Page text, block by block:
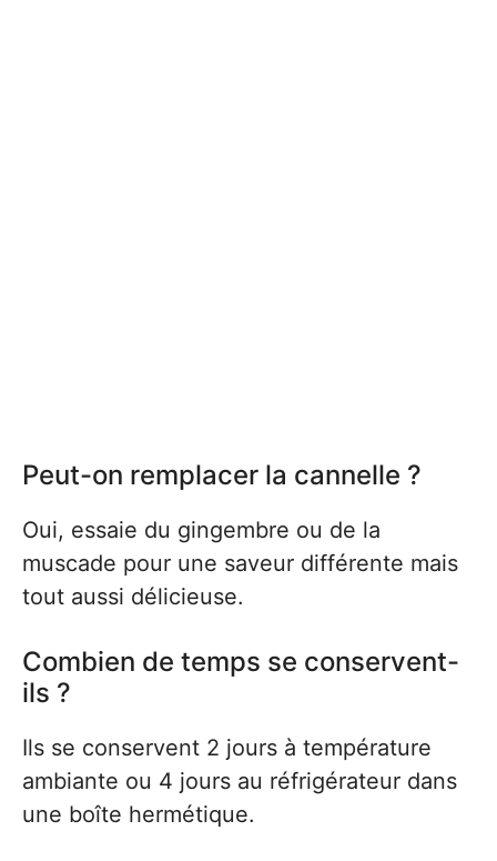
Peut-on remplacer la cannelle ?
Oui, essaie du gingembre ou de la
muscade pour une saveur différente mais
tout aussi délicieuse.
Combien de temps se conservent-
ils ?
Ils se conservent 2 jours à température
ambiante ou 4 jours au réfrigérateur dans
une boîte hermétique.